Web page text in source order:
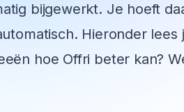
bijgewerkt. Je hoeft
Hieronder
hoe Offri beter kan?